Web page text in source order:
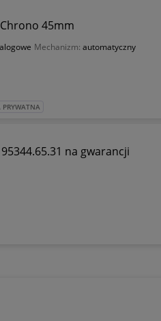
45mm
Mechanizm: automatyczny
PRYWATNA
na gwarancji